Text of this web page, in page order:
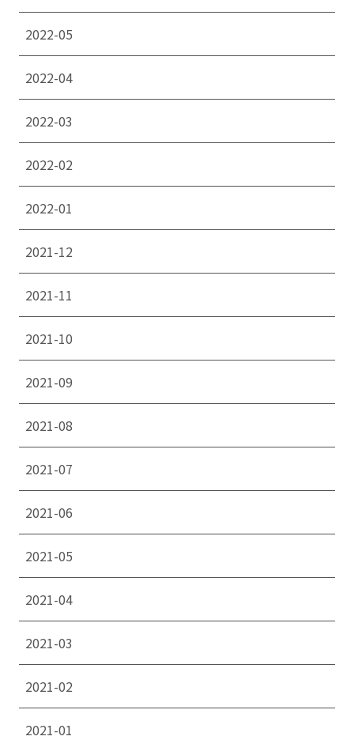
2022-05
2022-04
2022-03
2022-02
2022-01
2021-12
2021-11
2021-10
2021-09
2021-08
2021-07
2021-06
2021-05
2021-04
2021-03
2021-02
2021-01